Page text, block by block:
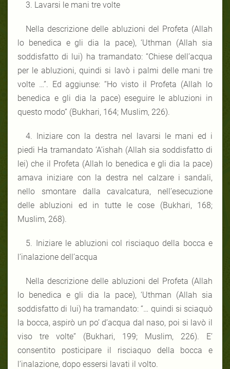
3. Lavarsi le mani tre volte
Nella descrizione delle abluzioni del Profeta (Allah
lo benedica e gli dia la pace), ‘Uthman (Allah sia
soddisfatto di lui) ha tramandato: “Chiese dell’acqua
per le abluzioni, quindi si lavò i palmi delle mani tre
volte …”. Ed aggiunse: “Ho visto il Profeta (Allah lo
benedica e gli dia la pace) eseguire le abluzioni in
questo modo” (Bukhari, 164; Muslim, 226).
4. Iniziare con la destra nel lavarsi le mani ed i
piedi Ha tramandato ‘A’ishah (Allah sia soddisfatto di
lei) che il Profeta (Allah lo benedica e gli dia la pace)
amava iniziare con la destra nel calzare i sandali,
nello smontare dalla cavalcatura, nell’esecuzione
delle abluzioni ed in tutte le cose (Bukhari, 168;
Muslim, 268).
5. Iniziare le abluzioni col risciaquo della bocca e
l’inalazione dell’acqua
Nella descrizione delle abluzioni del Profeta (Allah
lo benedica e gli dia la pace), ‘Uthman (Allah sia
soddisfatto di lui) ha tramandato: “… quindi si sciaquò
la bocca, aspirò un po’ d’acqua dal naso, poi si lavò il
viso tre volte” (Bukhari, 199; Muslim, 226). E’
consentito posticipare il risciaquo della bocca e
l’inalazione, dopo essersi lavati il volto.